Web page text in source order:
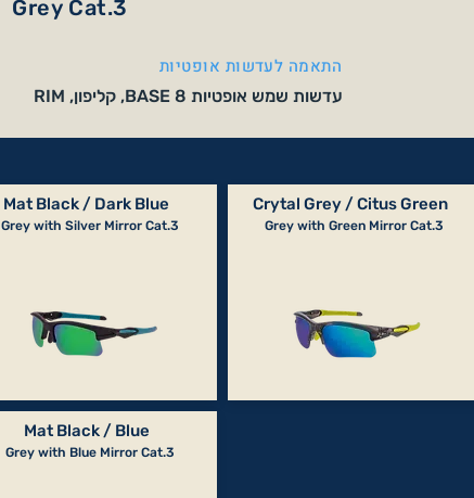
Grey Cat.3
התאמה לעדשות אופטיות
עדשות שמש אופטיות BASE 8, קליפון, RIM
Mat Black / Dark Blue
Grey with Silver Mirror Cat.3
Mat Black / Blue
Grey with Blue Mirror Cat.3
Crytal Grey / Citus Green
Grey with Green Mirror Cat.3